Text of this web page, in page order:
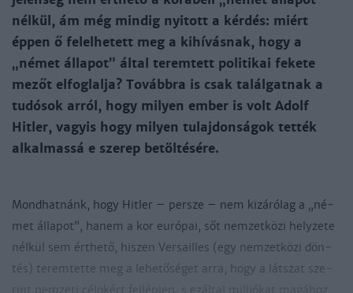
nélkül, ám még mindig nyitott a kérdés: miért
éppen ő felelhetett meg a kihívásnak, hogy a
„német állapot” által teremtett politikai fekete
mezőt elfoglalja? Továbbra is csak találgatnak a
tudósok arról, hogy milyen ember is volt Adolf
Hitler, vagyis hogy milyen tulajdonságok tették
alkalmassá e szerep betöltésére.
Mond­hat­nánk, hogy Hit­ler – per­sze – nem ki­zá­ró­lag a „né­
met ál­la­pot”, ha­nem a kor eu­ró­pai, sőt nem­zet­kö­zi hely­zete
nél­kül sem ért­he­tő, hi­szen Versailles (egy nem­zet­kö­zi dön­
tés) te­rem­tet­te meg a le­he­tő­sé­get ar­ra, hogy a lát­szat sze­